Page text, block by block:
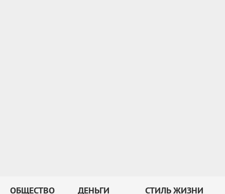
ОБЩЕСТВО ДЕНЬГИ СТИЛЬ ЖИЗНИ